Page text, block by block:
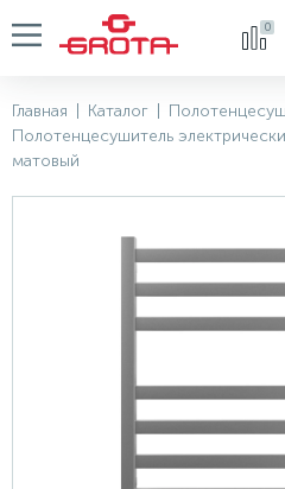
0
Главная Каталог
Полотенцесушитель
матовый